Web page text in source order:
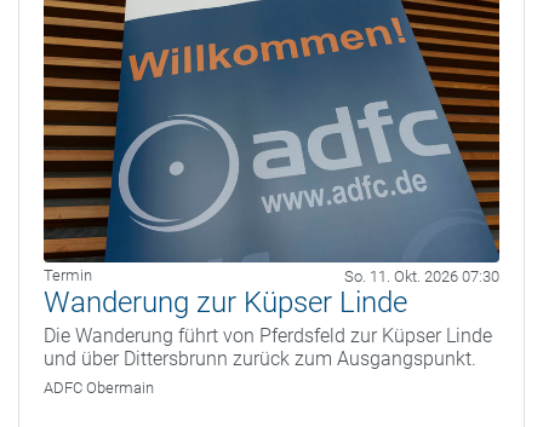
Termin So. 11. Okt. 2026 07:30
Wanderung zur Küpser Linde
Die Wanderung führt von Pferdsfeld zur Küpser Linde
und über Dittersbrunn zurück zum Ausgangspunkt.
ADFC Obermain